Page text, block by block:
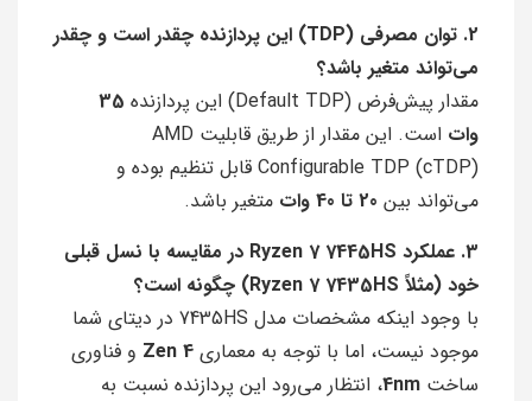
2. توان مصرفی (TDP) این پردازنده چقدر است و چقدر
می‌تواند متغیر باشد؟
مقدار پیش‌فرض (Default TDP) این پردازنده
35
وات
است. این مقدار از طریق قابلیت AMD
Configurable TDP (cTDP) قابل تنظیم بوده و
می‌تواند بین 20 تا 40 وات
متغیر باشد.
3. عملکرد Ryzen 7 7445HS در مقایسه با نسل قبلی
خود (مثلاً Ryzen 7 7435HS) چگونه است؟
با وجود اینکه مشخصات مدل 7435HS در دیتای شما
موجود نیست، اما با توجه به معماری Zen 4 و فناوری
ساخت 4nm، انتظار می‌رود این پردازنده نسبت به